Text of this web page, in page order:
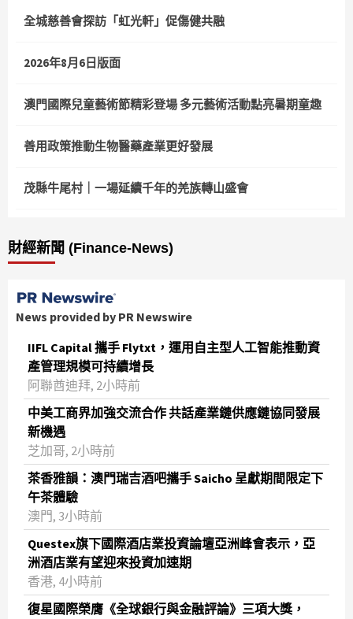
全城慈善會探訪「虹光軒」促傷健共融
2026年8月6日版面
澳門國際兒童藝術節精彩登場 多元藝術活動點亮暑期童趣
善用政策推動生物醫藥產業更好發展
茂縣牛尾村｜一場延續千年的羌族轉山盛會
財經新聞 (Finance-News)
News provided by PR Newswire
IIFL Capital 攜手 Flytxt，運用自主型人工智能推動資
產管理規模可持續增長
阿聯酋迪拜, 2小時前
中美工商界加強交流合作 共話產業鏈供應鏈協同發展
新機遇
芝加哥, 2小時前
茶香雅韻：澳門瑞吉酒吧攜手 Saicho 呈獻期間限定下
午茶體驗
澳門, 3小時前
Questex旗下國際酒店業投資論壇亞洲峰會表示，亞
洲酒店業有望迎來投資加速期
香港, 4小時前
復星國際榮膺《全球銀行與金融評論》三項大獎，